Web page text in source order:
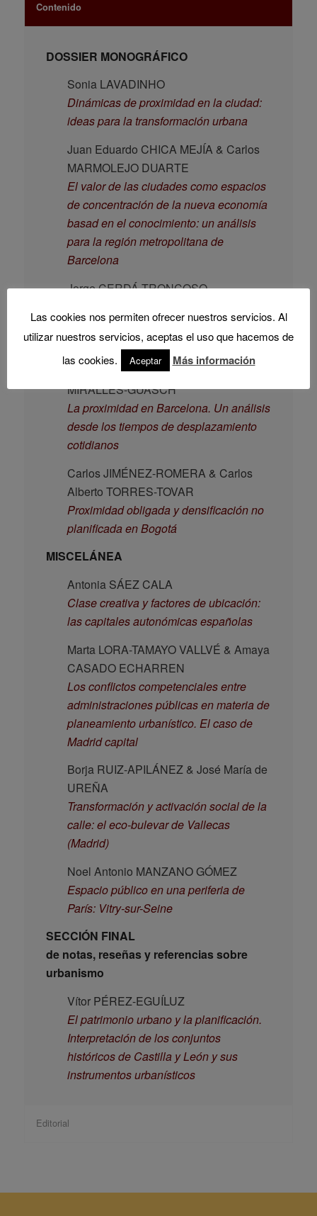
Contenido
DOSSIER MONOGRÁFICO
Sonia LAVADINHO
Dinámicas de proximidad en la ciudad:
ideas para la transformación urbana
Juan Eduardo CHICA MEJÍA & Carlos
MARMOLEJO DUARTE
El valor de las ciudades como espacios
de concentración de la nueva economía
basad en el conocimiento: un análisis
para la región metropolitana de
Barcelona
Jorge CERDÁ TRONCOSO
Una caracterización de la ciudad de
Barcelona (2006)
Oriol MARQUET SARDÁ & Carme
MIRALLES-GUASCH
La proximidad en Barcelona. Un análisis
desde los tiempos de desplazamiento
cotidianos
Carlos JIMÉNEZ-ROMERA & Carlos
Alberto TORRES-TOVAR
Proximidad obligada y densificación no
planificada en Bogotá
MISCELÁNEA
Antonia SÁEZ CALA
Clase creativa y factores de ubicación:
las capitales autonómicas españolas
Marta LORA-TAMAYO VALLVÉ & Amaya
CASADO ECHARREN
Los conflictos competenciales entre
administraciones públicas en materia de
planeamiento urbanístico. El caso de
Madrid capital
Borja RUIZ-APILÁNEZ & José María de
UREÑA
Transformación y activación social de la
calle: el eco-bulevar de Vallecas
(Madrid)
Noel Antonio MANZANO GÓMEZ
Espacio público en una periferia de
París: Vitry-sur-Seine
SECCIÓN FINAL
de notas, reseñas y referencias sobre
urbanismo
Vítor PÉREZ-EGUÍLUZ
El patrimonio urbano y la planificación.
Interpretación de los conjuntos
históricos de Castilla y León y sus
instrumentos urbanísticos
Editorial
Las cookies nos permiten ofrecer nuestros servicios. Al
utilizar nuestros servicios, aceptas el uso que hacemos de
las cookies.
Aceptar Más información